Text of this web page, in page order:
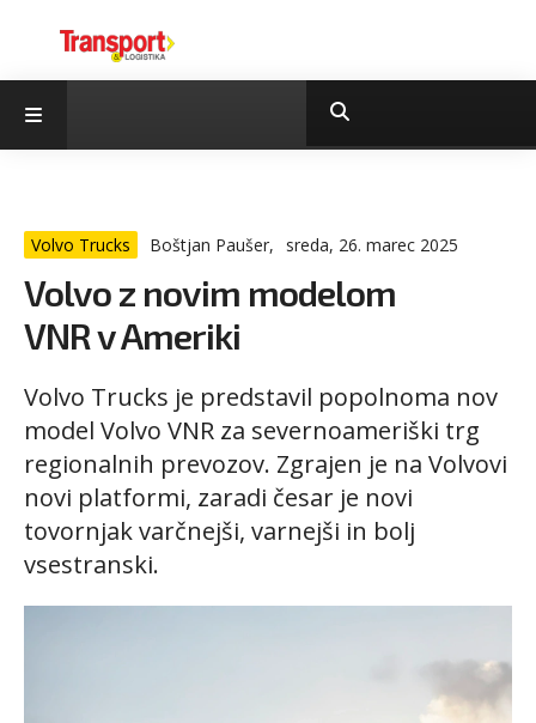
Volvo Trucks Boštjan Paušer, sreda, 26. marec 2025
Volvo z novim modelom
VNR v Ameriki
Volvo Trucks je predstavil popolnoma nov
model Volvo VNR za severnoameriški trg
regionalnih prevozov. Zgrajen je na Volvovi
novi platformi, zaradi česar je novi
tovornjak varčnejši, varnejši in bolj
vsestranski.